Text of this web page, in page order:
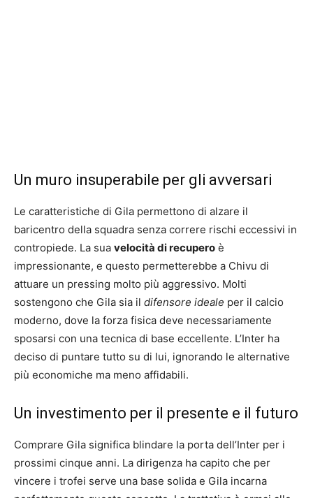
Un muro insuperabile per gli avversari
Le caratteristiche di Gila permettono di alzare il
baricentro della squadra senza correre rischi eccessivi in
contropiede. La sua velocità di recupero è
impressionante, e questo permetterebbe a Chivu di
attuare un pressing molto più aggressivo. Molti
sostengono che Gila sia il difensore ideale per il calcio
moderno, dove la forza fisica deve necessariamente
sposarsi con una tecnica di base eccellente. L’Inter ha
deciso di puntare tutto su di lui, ignorando le alternative
più economiche ma meno affidabili.
Un investimento per il presente e il futuro
Comprare Gila significa blindare la porta dell’Inter per i
prossimi cinque anni. La dirigenza ha capito che per
vincere i trofei serve una base solida e Gila incarna